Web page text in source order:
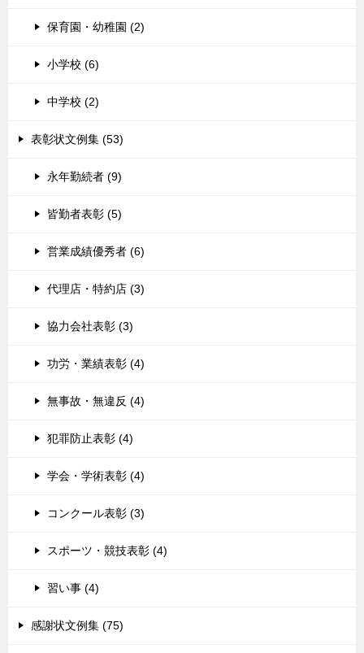
保育園・幼稚園 (2)
小学校 (6)
中学校 (2)
表彰状文例集 (53)
永年勤続者 (9)
皆勤者表彰 (5)
営業成績優秀者 (6)
代理店・特約店 (3)
協力会社表彰 (3)
功労・業績表彰 (4)
無事故・無違反 (4)
犯罪防止表彰 (4)
学会・学術表彰 (4)
コンクール表彰 (3)
スポーツ・競技表彰 (4)
習い事 (4)
感謝状文例集 (75)